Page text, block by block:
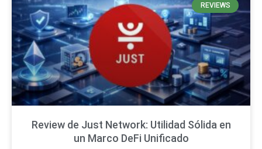
REVIEWS
Review de Just Network: Utilidad Sólida en
un Marco DeFi Unificado